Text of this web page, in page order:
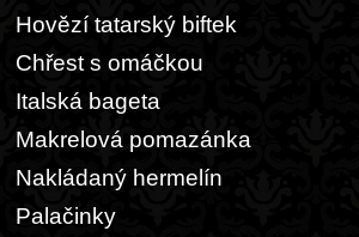
Hovězí tatarský biftek
Chřest s omáčkou
Italská bageta
Makrelová pomazánka
Nakládaný hermelín
Palačinky